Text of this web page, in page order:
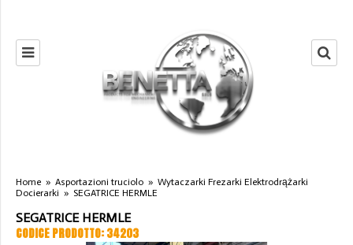
Home » Asportazioni truciolo » Wytaczarki Frezarki Elektrodrążarki
Docierarki » SEGATRICE HERMLE
SEGATRICE HERMLE
CODICE PRODOTTO: 34203